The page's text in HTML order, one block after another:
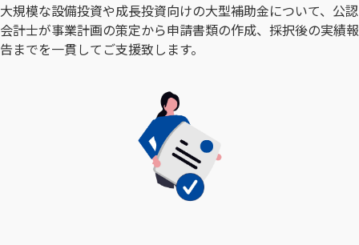
大規模な設備投資や成長投資向けの大型補助金について、公認
会計士が事業計画の策定から申請書類の作成、採択後の実績報
告までを一貫してご支援致します。